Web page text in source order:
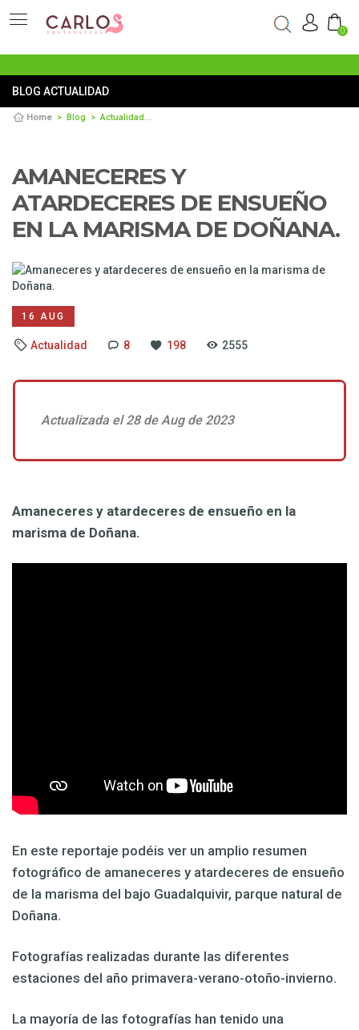
0
BLOG ACTUALIDAD
Home Blog Actualidad
AMANECERES Y
ATARDECERES DE ENSUEÑO
EN LA MARISMA DE DOÑANA.
16 AUG
Actualidad 8 198 2555
Actualizada el 28 de Aug de 2023
Amaneceres y atardeceres de ensueño en la
marisma de Doñana.
En este reportaje podéis ver un amplio resumen
fotográfico de amaneceres y atardeceres de ensueño
de la marisma del bajo Guadalquivir, parque natural de
Doñana.
Fotografías realizadas durante las diferentes
estaciones del año primavera-verano-otoño-invierno.
La mayoría de las fotografías han tenido una